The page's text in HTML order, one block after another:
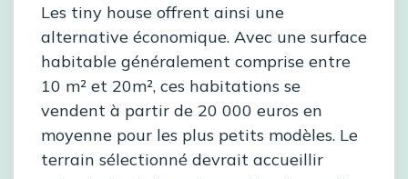
Les tiny house offrent ainsi une
alternative économique. Avec une surface
habitable généralement comprise entre
10 m² et 20m², ces habitations se
vendent à partir de 20 000 euros en
moyenne pour les plus petits modèles. Le
terrain sélectionné devrait accueillir